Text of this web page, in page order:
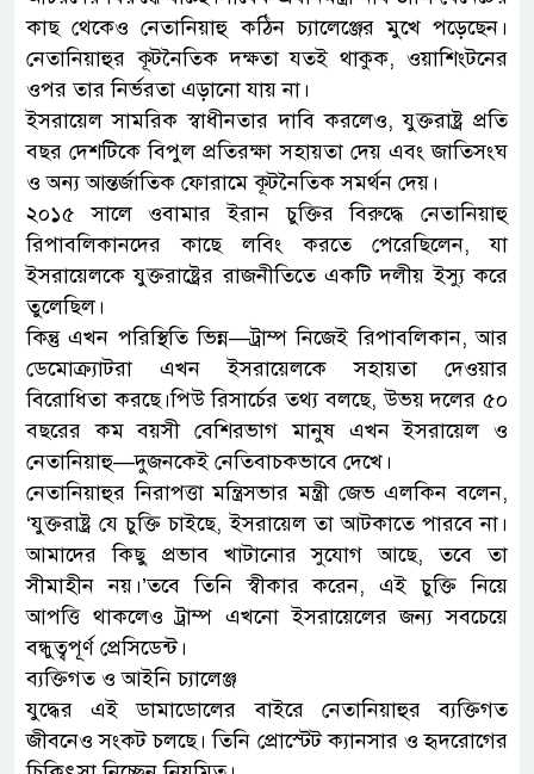
কাছ থেকেও নেতানিয়াহু কঠিন চ্যালেঞ্জের মুখে পড়েছেন।
নেতানিয়াহুর কূটনৈতিক দক্ষতা যতই থাকুক, ওয়াশিংটনের
ওপর তার নির্ভরতা এড়ানো যায় না।
ইসরায়েল সামরিক স্বাধীনতার দাবি করলেও, যুক্তরাষ্ট্র প্রতি
বছর দেশটিকে বিপুল প্রতিরক্ষা সহায়তা দেয় এবং জাতিসংঘ
ও অন্য আন্তর্জাতিক ফোরামে কূটনৈতিক সমর্থন দেয়।
২০১৫ সালে ওবামার ইরান চুক্তির বিরুদ্ধে নেতানিয়াহু
রিপাবলিকানদের কাছে লবিং করতে পেরেছিলেন, যা
ইসরায়েলকে যুক্তরাষ্ট্রের রাজনীতিতে একটি দলীয় ইস্যু করে
তুলেছিল।
কিন্তু এখন পরিস্থিতি ভিন্ন—ট্রাম্প নিজেই রিপাবলিকান, আর
ডেমোক্র্যাটরা এখন ইসরায়েলকে সহায়তা দেওয়ার
বিরোধিতা করছে।পিউ রিসার্চের তথ্য বলছে, উভয় দলের ৫০
বছরের কম বয়সী বেশিরভাগ মানুষ এখন ইসরায়েল ও
নেতানিয়াহু—দুজনকেই নেতিবাচকভাবে দেখে।
নেতানিয়াহুর নিরাপত্তা মন্ত্রিসভার মন্ত্রী জেভ এলকিন বলেন,
‘যুক্তরাষ্ট্র যে চুক্তি চাইছে, ইসরায়েল তা আটকাতে পারবে না।
আমাদের কিছু প্রভাব খাটানোর সুযোগ আছে, তবে তা
সীমাহীন নয়।’তবে তিনি স্বীকার করেন, এই চুক্তি নিয়ে
আপত্তি থাকলেও ট্রাম্প এখনো ইসরায়েলের জন্য সবচেয়ে
বন্ধুত্বপূর্ণ প্রেসিডেন্ট।
ব্যক্তিগত ও আইনি চ্যালেঞ্জ
যুদ্ধের এই ডামাডোলের বাইরে নেতানিয়াহুর ব্যক্তিগত
জীবনেও সংকট চলছে। তিনি প্রোস্টেট ক্যানসার ও হৃদরোগের